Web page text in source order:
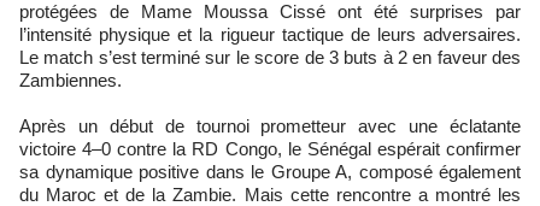
protégées de Mame Moussa Cissé ont été surprises par
l’intensité physique et la rigueur tactique de leurs adversaires.
Le match s’est terminé sur le score de 3 buts à 2 en faveur des
Zambiennes.
Après un début de tournoi prometteur avec une éclatante
victoire 4–0 contre la RD Congo, le Sénégal espérait confirmer
sa dynamique positive dans le Groupe A, composé également
du Maroc et de la Zambie. Mais cette rencontre a montré les